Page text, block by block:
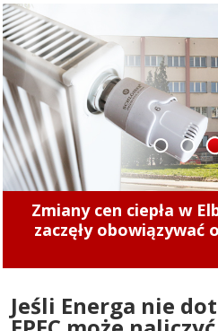
Zmiany cen ciepła w
zaczęły obowiązywać
1 2 3
Jeśli Energa nie